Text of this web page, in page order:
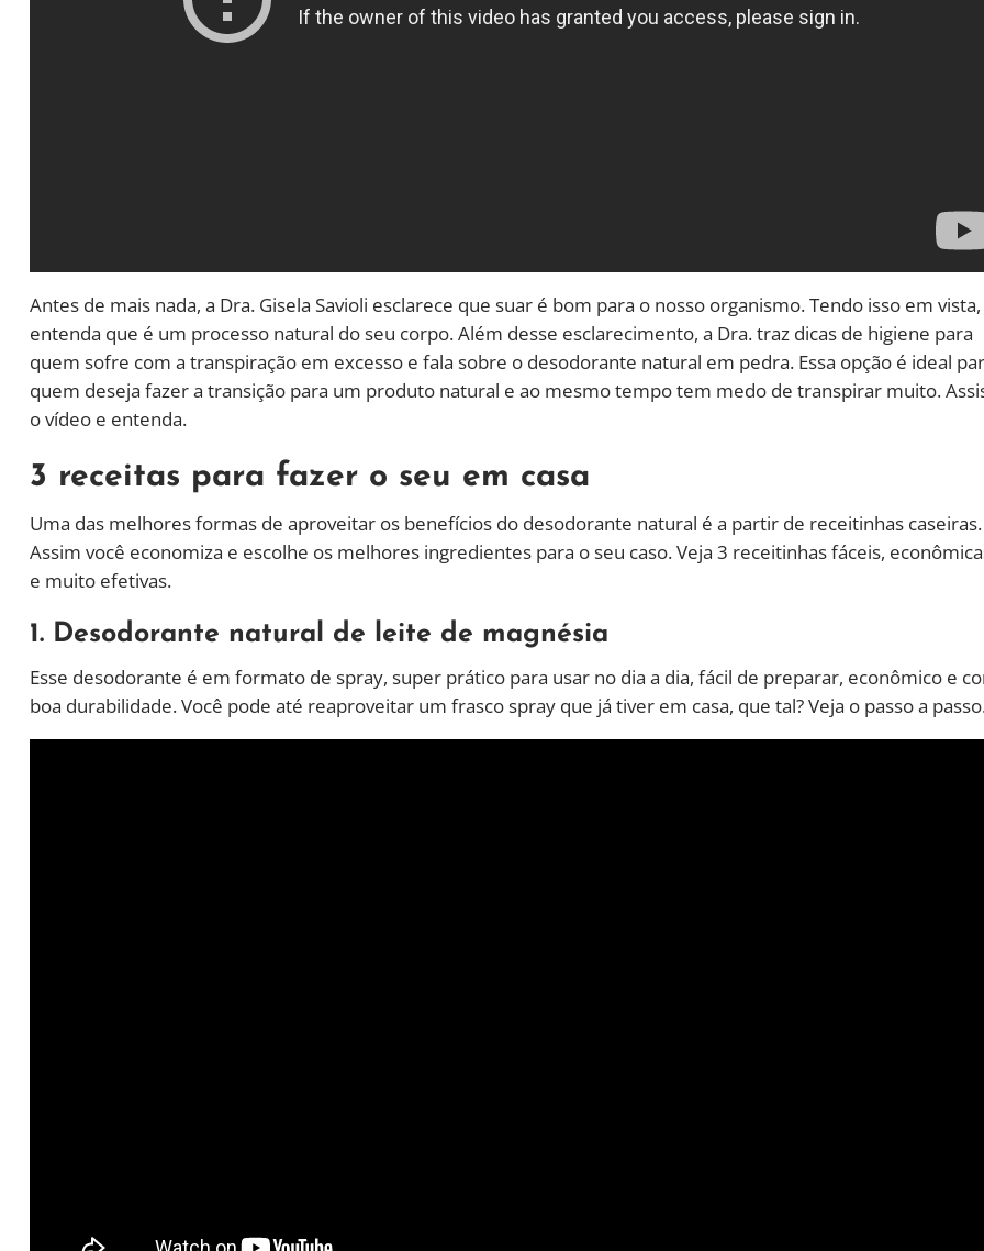
Antes de mais nada, a Dra. Gisela Savioli esclarece que suar é bom para o nosso organismo. Tendo isso em vista,
entenda que é um processo natural do seu corpo. Além desse esclarecimento, a Dra. traz dicas de higiene para
quem sofre com a transpiração em excesso e fala sobre o desodorante natural em pedra. Essa opção é ideal
quem deseja fazer a transição para um produto natural e ao mesmo tempo tem medo de transpirar muito.
o vídeo e entenda.
3 receitas para fazer o seu em casa
Uma das melhores formas de aproveitar os benefícios do desodorante natural é a partir de receitinhas caseiras.
Assim você economiza e escolhe os melhores ingredientes para o seu caso. Veja 3 receitinhas fáceis,
e muito efetivas.
1. Desodorante natural de leite de magnésia
Esse desodorante é em formato de spray, super prático para usar no dia a dia, fácil de preparar, econômico e
boa durabilidade. Você pode até reaproveitar um frasco spray que já tiver em casa, que tal? Veja o passo a